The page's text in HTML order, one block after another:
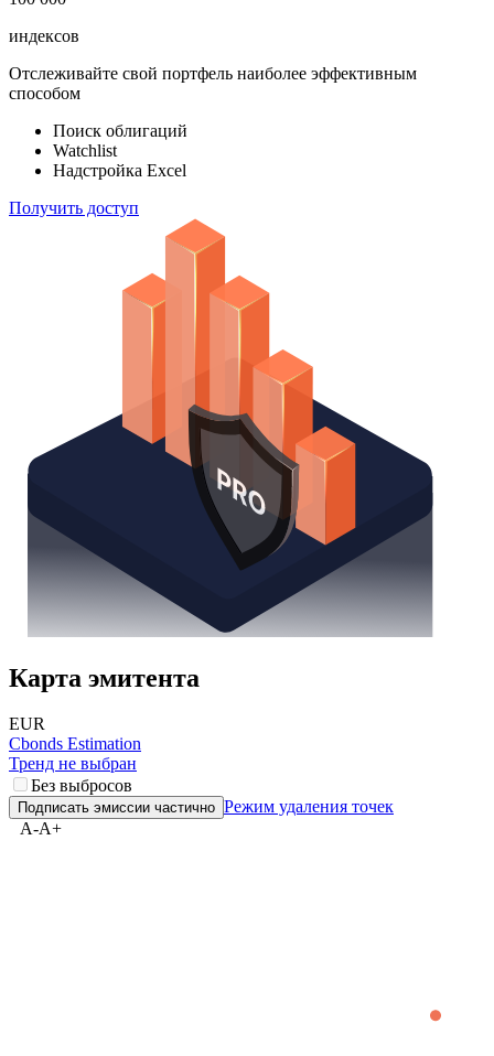
индексов
Отслеживайте свой портфель наиболее эффективным
способом
Поиск облигаций
Watchlist
Надстройка Excel
Получить доступ
Карта эмитента
EUR
Cbonds Estimation
Тренд не выбран
Без выбросов
Режим удаления точек